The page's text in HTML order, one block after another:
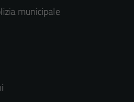
municipale